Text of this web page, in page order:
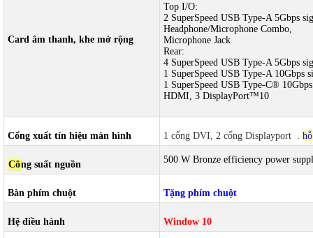
Card âm thanh, khe mở rộng
Top I/O:
2 SuperSpeed USB Type-A 5Gbps
Headphone/Microphone Combo,
Microphone Jack
Rear:
4 SuperSpeed USB Type-A 5Gbps
1 SuperSpeed USB Type-A 10Gbps
1 SuperSpeed USB Type-C®
HDMI, 3 DisplayPort™10
Cổng xuất tín hiệu màn hình 1 cổng DVI, 2 cổng Displayport
Công suất nguồn 500 W Bronze efficiency power
Bàn phím chuột Tặng phím chuột
Hệ điều hành Window 10